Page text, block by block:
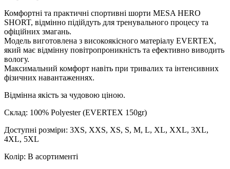
Комфортні та практичні спортивні шорти MESA HERO
SHORT, відмінно підійдуть для тренувального процесу та
офіційних змагань.
Модель виготовлена з високоякісного матеріалу EVERTEX,
який має відмінну повітропроникність та ефективно виводить
вологу.
Максимальний комфорт навіть при тривалих та інтенсивних
фізичних навантаженнях.
Відмінна якість за чудовою ціною.
Склад: 100% Polyester (EVERTEX 150gr)
Доступні розміри: 3XS, XXS, XS, S, M, L, XL, XXL, 3XL,
4XL, 5XL
Колір: В асортименті